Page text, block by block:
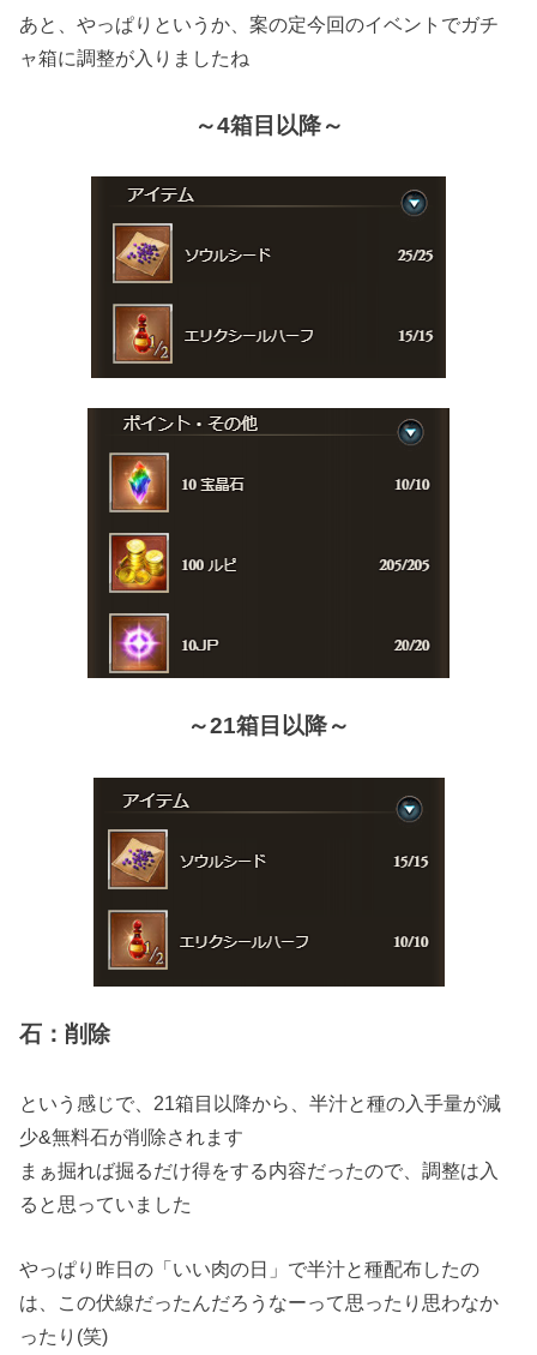
あと、やっぱりというか、案の定今回のイベントでガチ
ャ箱に調整が入りましたね
～4箱目以降～
～21箱目以降～
石：削除
という感じで、21箱目以降から、半汁と種の入手量が減
少&無料石が削除されます
まぁ掘れば掘るだけ得をする内容だったので、調整は入
ると思っていました
やっぱり昨日の「いい肉の日」で半汁と種配布したの
は、この伏線だったんだろうなーって思ったり思わなか
ったり(笑)